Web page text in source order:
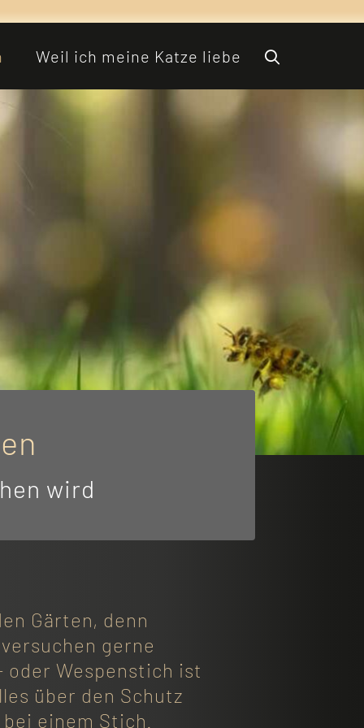
Weil ich meine Katze liebe
wird
Gärten, denn
gerne
oder Wespenstich ist
über den Schutz
einem Stich.